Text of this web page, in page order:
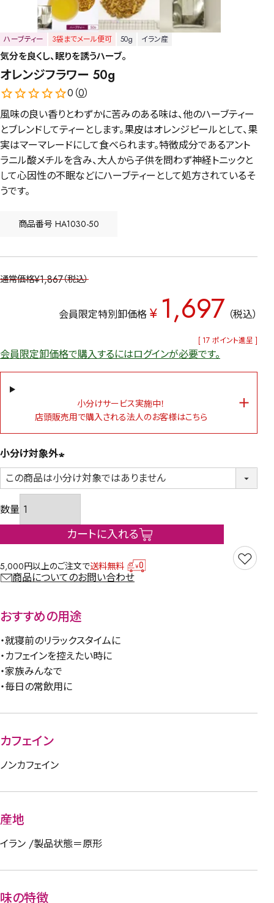
ハーブティー 3袋までメール便可 50g イラン産
気分を良くし、眠りを誘うハーブ。
オレンジフラワー 50g
0（0）
風味の良い香りとわずかに苦みのある味は、他のハーブティー
とブレンドしてティーとします。果皮はオレンジピールとして、果
実はマーマレードにして食べられます。特徴成分であるアント
ラニル酸メチルを含み、大人から子供を問わず神経トニックと
して心因性の不眠などにハーブティーとして処方されているそ
うです。
商品番号 HA1030-50
通常価格¥1,867 税込
会員限定特別卸価格 ¥ 1,697 税込
[ 17 ポイント進呈 ]
会員限定卸価格で購入するにはログインが必要です。
小分けサービス実施中！
店頭販売用で購入される法人のお客様はこちら
小分け対象外
(必
須)
カートに入れる
5,000円以上のご注文で送料無料
商品についてのお問い合わせ
おすすめの用途
・就寝前のリラックスタイムに
・カフェインを控えたい時に
・家族みんなで
・毎日の常飲用に
カフェイン
ノンカフェイン
産地
イラン /製品状態＝原形
味の特徴